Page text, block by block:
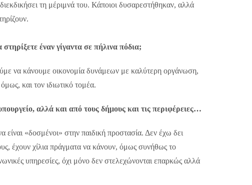
τη μέριμνά του. Κάποιοι δυσαρεστήθηκαν, αλλά
έναν γίγαντα σε πήλινα πόδια;
να κάνουμε οικονομία δυνάμεων με καλύτερη οργάνωση,
και τον ιδιωτικό τομέα.
αλλά και από τους δήμους και τις περιφέρειες…
είναι «δοσμένοι» στην παιδική προστασία. Δεν έχω δει
έχουν χίλια πράγματα να κάνουν, όμως συνήθως το
υπηρεσίες, όχι μόνο δεν στελεχώνονται επαρκώς αλλά